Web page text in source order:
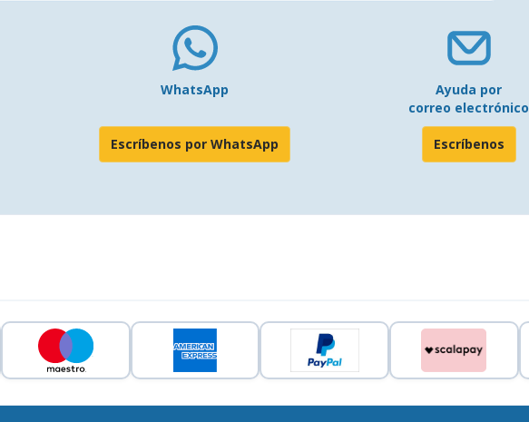
WhatsApp
Escríbenos por WhatsApp
Ayuda por
correo electrónico
Escríbenos